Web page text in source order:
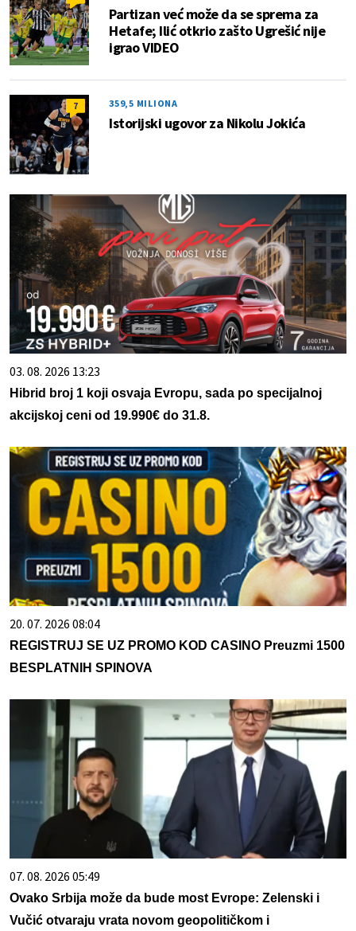
Partizan već može da se sprema za
Hetafe; Ilić otkrio zašto Ugrešić nije
igrao VIDEO
7 359,5 MILIONA
Istorijski ugovor za Nikolu Jokića
03. 08. 2026 13:23
Hibrid broj 1 koji osvaja Evropu, sada po specijalnoj
akcijskoj ceni od 19.990€ do 31.8.
20. 07. 2026 08:04
REGISTRUJ SE UZ PROMO KOD CASINO Preuzmi 1500
BESPLATNIH SPINOVA
07. 08. 2026 05:49
Ovako Srbija može da bude most Evrope: Zelenski i
Vučić otvaraju vrata novom geopolitičkom i